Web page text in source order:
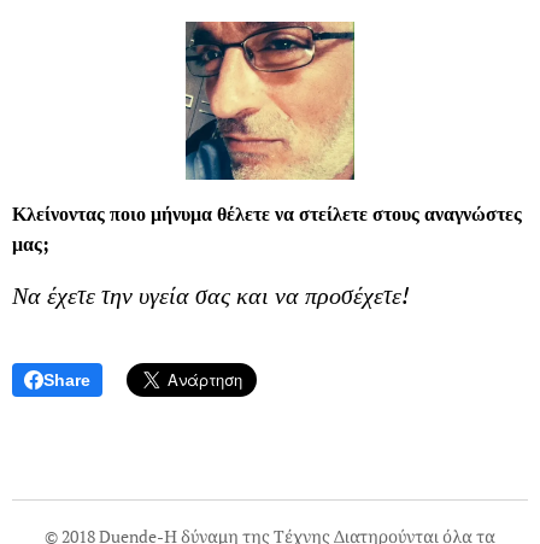
Κλείνοντας ποιο μήνυμα θέλετε να στείλετε στους αναγνώστες
μας;
Να έχετε την υγεία σας και να προσέχετε!
Share
© 2018 Duende-Η δύναμη της Τέχνης Διατηρούνται όλα τα